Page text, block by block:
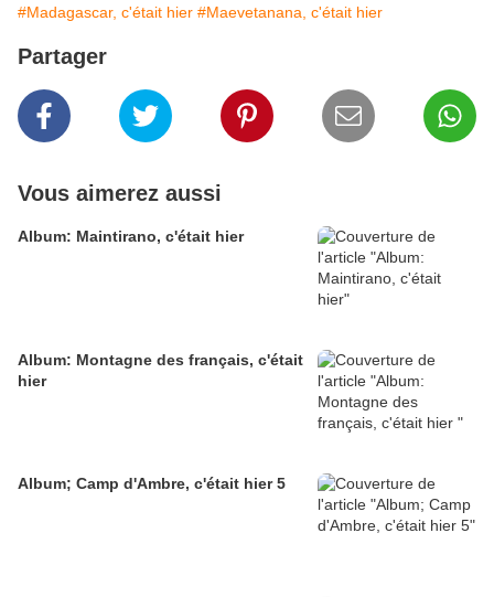
#Madagascar, c'était hier #Maevetanana, c'était hier
Partager
Vous aimerez aussi
Album: Maintirano, c'était hier
Album: Montagne des français, c'était
hier
Album; Camp d'Ambre, c'était hier 5